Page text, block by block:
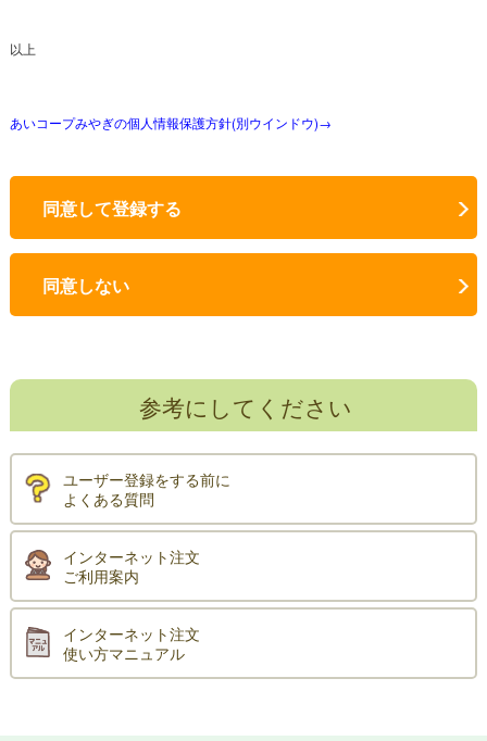
以上
あいコープみやぎの個人情報保護方針(別ウインドウ)→
同意して登録する
同意しない
参考にしてください
ユーザー登録をする前に
よくある質問
インターネット注文
ご利用案内
インターネット注文
使い方マニュアル